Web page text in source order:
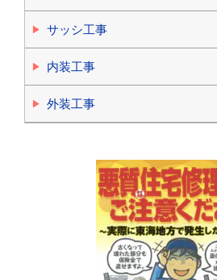
サッシ工事
内装工事
外装工事